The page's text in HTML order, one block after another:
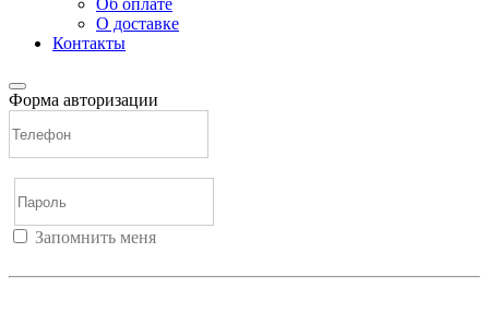
Об оплате
О доставке
Контакты
Форма авторизации
Запомнить меня